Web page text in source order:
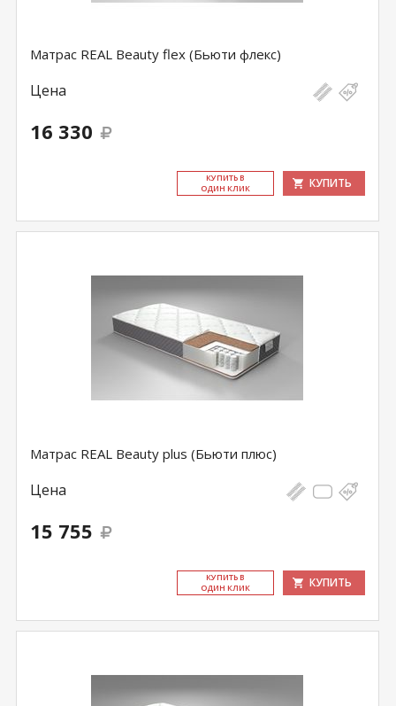
Матрас REAL Beauty flex (Бьюти флекс)
Цена
16 330
КУ­ПИТЬ В
ОДИН КЛИК
КУПИТЬ
Матрас REAL Beauty plus (Бьюти плюс)
Цена
15 755
КУ­ПИТЬ В
ОДИН КЛИК
КУПИТЬ